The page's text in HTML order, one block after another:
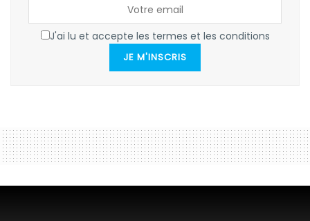
J'ai lu et accepte les termes et les conditions
JE M'INSCRIS